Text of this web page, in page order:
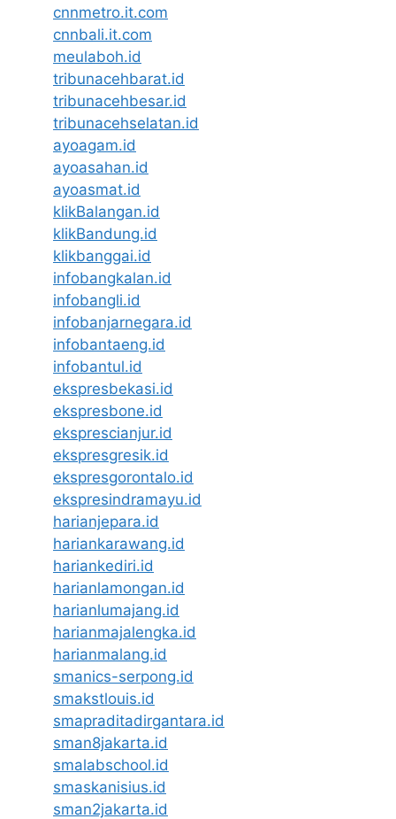
cnnmetro.it.com
cnnbali.it.com
meulaboh.id
tribunacehbarat.id
tribunacehbesar.id
tribunacehselatan.id
ayoagam.id
ayoasahan.id
ayoasmat.id
klikBalangan.id
klikBandung.id
klikbanggai.id
infobangkalan.id
infobangli.id
infobanjarnegara.id
infobantaeng.id
infobantul.id
ekspresbekasi.id
ekspresbone.id
eksprescianjur.id
ekspresgresik.id
ekspresgorontalo.id
ekspresindramayu.id
harianjepara.id
hariankarawang.id
hariankediri.id
harianlamongan.id
harianlumajang.id
harianmajalengka.id
harianmalang.id
smanics-serpong.id
smakstlouis.id
smapraditadirgantara.id
sman8jakarta.id
smalabschool.id
smaskanisius.id
sman2jakarta.id